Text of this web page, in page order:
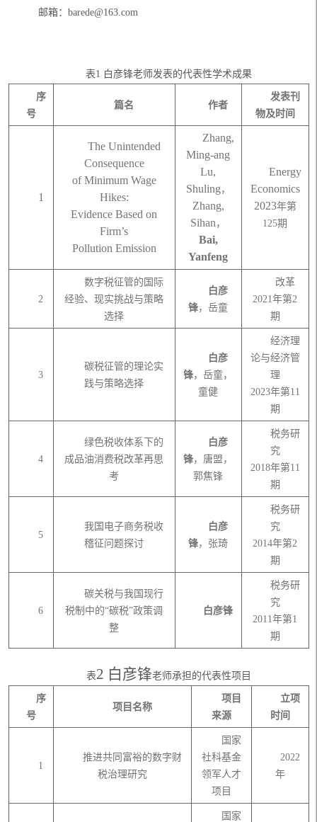
邮箱：barede@163.com
表1 白彦锋老师发表的代表性学术成果
序
号
篇名 作者
发表刊
物及时间
1
The Unintended
Consequence
of Minimum Wage
Hikes:
Evidence Based on
Firm’s
Pollution Emission
Zhang,
Ming-ang
Lu,
Shuling，
Zhang,
Sihan ，
Bai,
Yanfeng
Energy
Economics
2023年第
125期
2
数字税征管的国际
经验、现实挑战与策略
选择
白彦
锋，岳童
改革
2021年第2
期
3
碳税征管的理论实
践与策略选择
白彦
锋，岳童，
童健
经济理
论与经济管
理
2023年第11
期
4
绿色税收体系下的
成品油消费税改革再思
考
白彦
锋，唐盟，
郭焦锋
税务研
究
2018年第11
期
5
我国电子商务税收
稽征问题探讨
白彦
锋，张琦
税务研
究
2014年第2
期
6
碳关税与我国现行
税制中的“碳税”政策调
整
白彦锋
税务研
究
2011年第1
期
表2 白彦锋老师承担的代表性项目
序
号
项目名称
项目
来源
立项
时间
1
推进共同富裕的数字财
税治理研究
国家
社科基金
领军人才
项目
2022
年
国家